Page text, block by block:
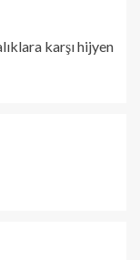
karşı hijyen